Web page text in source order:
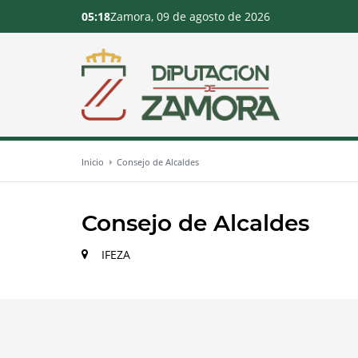
05:18Zamora, 09 de agosto de 2026
Inicio Consejo de Alcaldes
Consejo de Alcaldes
IFEZA